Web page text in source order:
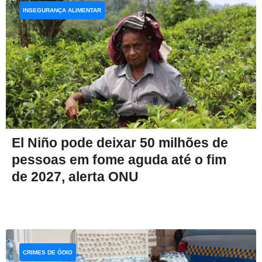
El Niño pode deixar 50 milhões de
pessoas em fome aguda até o fim
de 2027, alerta ONU
INSEGURANÇA ALIMENTAR
CRIMES DE ÓDIO